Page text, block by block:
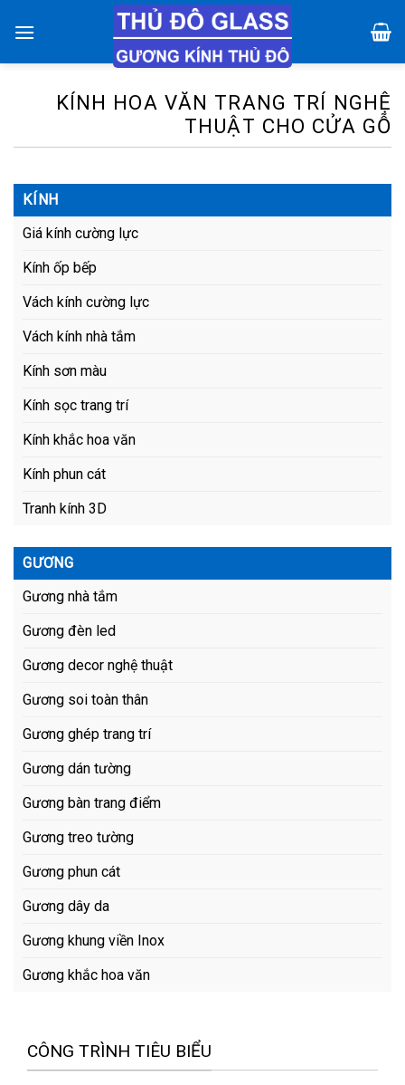
đến
KÍNH HOA VĂN TRANG TRÍ NGHỆ
THUẬT CHO CỬA GỖ
KÍNH
Giá kính cường lực
Kính ốp bếp
Vách kính cường lực
Vách kính nhà tắm
Kính sơn màu
Kính sọc trang trí
Kính khắc hoa văn
Kính phun cát
Tranh kính 3D
GƯƠNG
Gương nhà tắm
Gương đèn led
Gương decor nghệ thuật
Gương soi toàn thân
Gương ghép trang trí
Gương dán tường
Gương bàn trang điểm
Gương treo tường
Gương phun cát
Gương dây da
Gương khung viền Inox
Gương khắc hoa văn
CÔNG TRÌNH TIÊU BIỂU